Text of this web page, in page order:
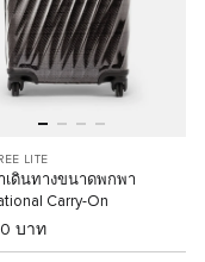
LITE
เดินทางขนาดพกพา
Carry-On
บาท